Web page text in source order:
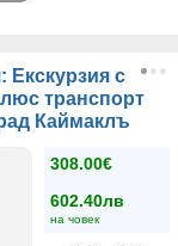
Екскурзия с
транспорт
Каймаклъ
308.00€
602.40лв
на човек